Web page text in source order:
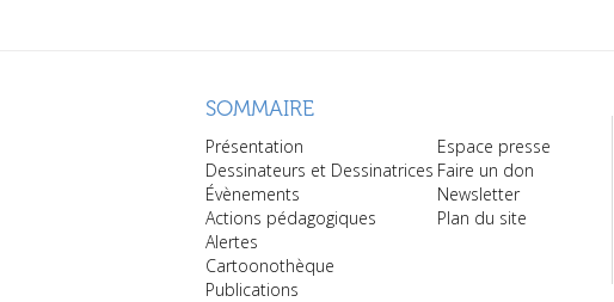
SOMMAIRE
Présentation
Dessinateurs et Dessinatrices
Évènements
Actions pédagogiques
Alertes
Cartoonothèque
Publications
Espace presse
Faire un don
Newsletter
Plan du site